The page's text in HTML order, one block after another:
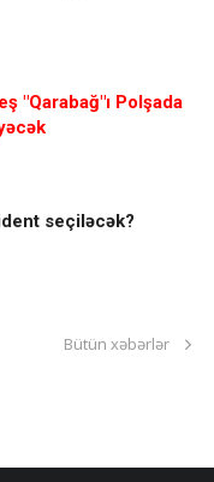
"Qarabağ"ı Polşada
seçiləcək?
Bütün xəbərlər